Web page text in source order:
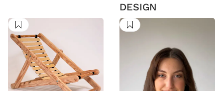
DESIGN
Suivre Suivre